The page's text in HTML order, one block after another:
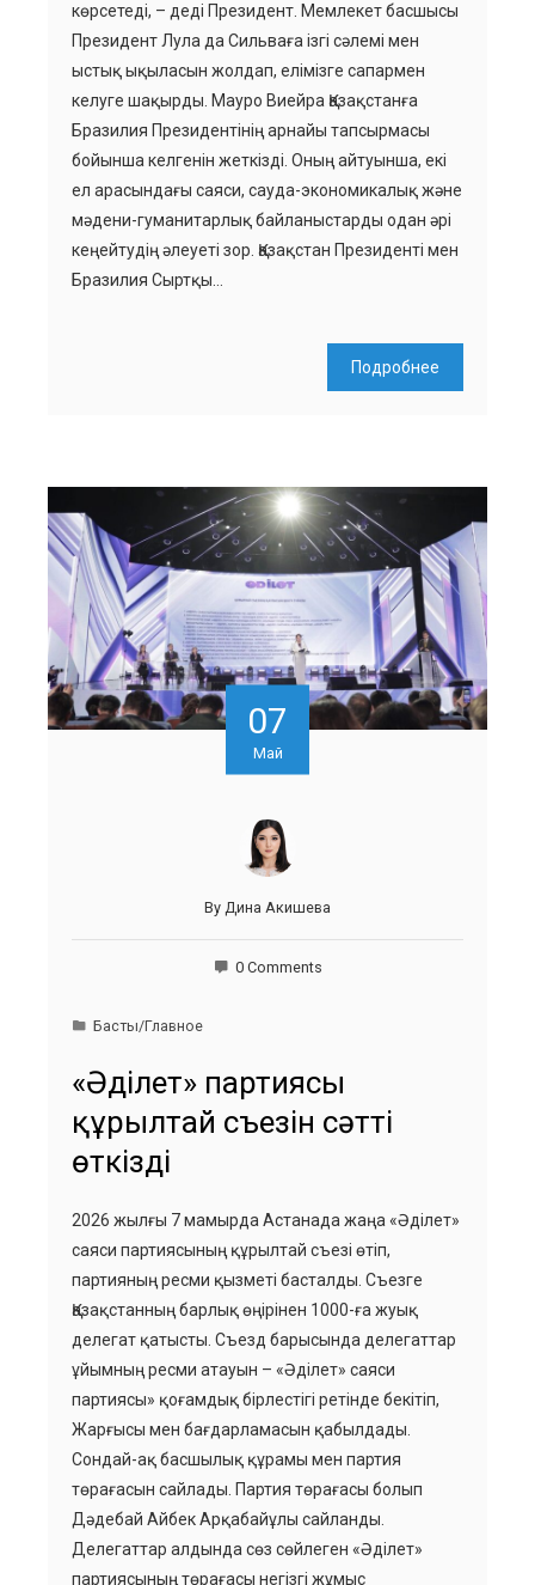
көрсетеді, – деді Президент. Мемлекет басшысы
Президент Лула да Сильваға ізгі сәлемі мен
ыстық ықыласын жолдап, елімізге сапармен
келуге шақырды. Мауро Виейра Қазақстанға
Бразилия Президентінің арнайы тапсырмасы
бойынша келгенін жеткізді. Оның айтуынша, екі
ел арасындағы саяси, сауда-экономикалық және
мәдени-гуманитарлық байланыстарды одан әрі
кеңейтудің әлеуеті зор. Қазақстан Президенті мен
Бразилия Сыртқы…
Подробнее
07
Май
By Дина Акишева
0 Comments
Басты/Главное
«Әділет» партиясы
құрылтай съезін сәтті
өткізді
2026 жылғы 7 мамырда Астанада жаңа «Әділет»
саяси партиясының құрылтай съезі өтіп,
партияның ресми қызметі басталды. Съезге
Қазақстанның барлық өңірінен 1000-ға жуық
делегат қатысты. Съезд барысында делегаттар
ұйымның ресми атауын – «Әділет» саяси
партиясы» қоғамдық бірлестігі ретінде бекітіп,
Жарғысы мен бағдарламасын қабылдады.
Сондай-ақ басшылық құрамы мен партия
төрағасын сайлады. Партия төрағасы болып
Дәдебай Айбек Арқабайұлы сайланды.
Делегаттар алдында сөз сөйлеген «Әділет»
партиясының төрағасы негізгі жұмыс